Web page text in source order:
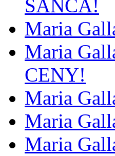
ŠANCA!
Maria
Maria
CENY!
Maria
Maria
Maria